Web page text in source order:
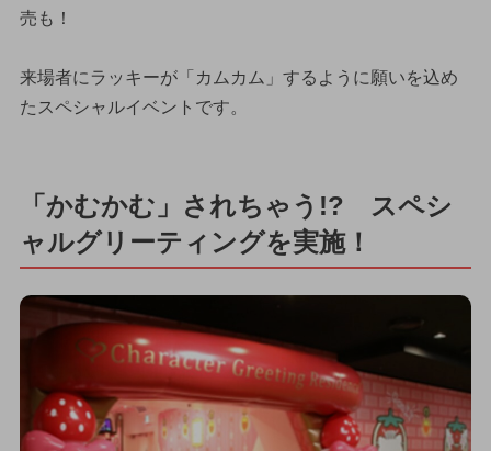
売も！
来場者にラッキーが「カムカム」するように願いを込め
たスペシャルイベントです。
「かむかむ」されちゃう!? スペシ
ャルグリーティングを実施！